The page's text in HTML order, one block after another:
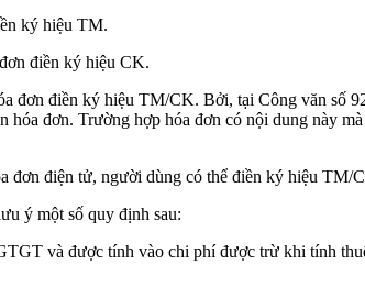
ký hiệu TM.
điền ký hiệu CK.
đơn điền ký hiệu TM/CK. Bởi, tại Công văn số
đơn. Trường hợp hóa đơn có nội dung này
đơn điện tử, người dùng có thể điền ký hiệu TM/
ý một số quy định sau:
và được tính vào chi phí được trừ khi tính